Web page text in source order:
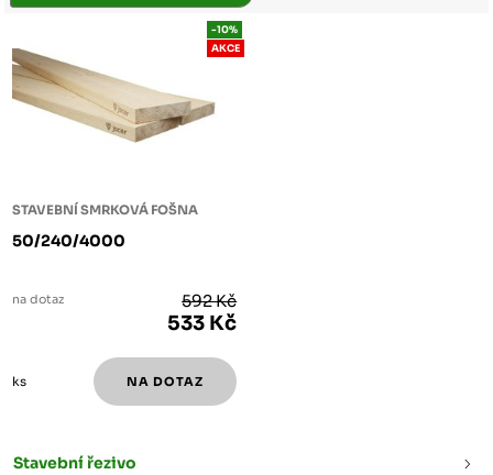
STAVEBNÍ SMRKOVÁ FOŠNA
50/240/4000
-10%
AKCE
na dotaz 592 Kč
533 Kč
ks
Stavební řezivo